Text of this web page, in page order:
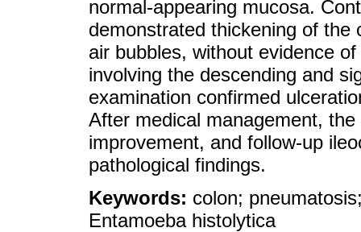
normal-appearing mucosa.
demonstrated thickening of the
air bubbles, without evidence
involving the descending and
examination confirmed
After medical management,
improvement, and follow-up
pathological findings.
Keywords: colon;
Entamoeba histolytica